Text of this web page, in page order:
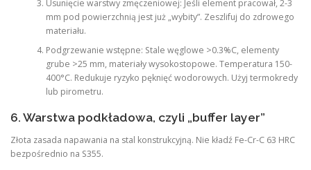
Usunięcie warstwy zmęczeniowej: Jeśli element pracował, 2-3
mm pod powierzchnią jest już „wybity”. Zeszlifuj do zdrowego
materiału.
Podgrzewanie wstępne: Stale węglowe >0.3%C, elementy
grube >25 mm, materiały wysokostopowe. Temperatura 150-
400°C. Redukuje ryzyko pęknięć wodorowych. Użyj termokredy
lub pirometru.
6. Warstwa podkładowa, czyli „buffer layer”
Złota zasada napawania na stal konstrukcyjną. Nie kładź Fe-Cr-C 63 HRC
bezpośrednio na S355.